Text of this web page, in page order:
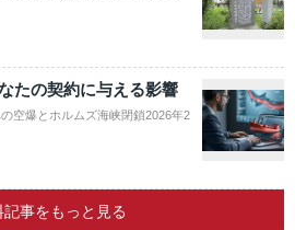
たの契約に与える影響
空爆とホルムズ海峡閉鎖2026年2
記事をもっと見る